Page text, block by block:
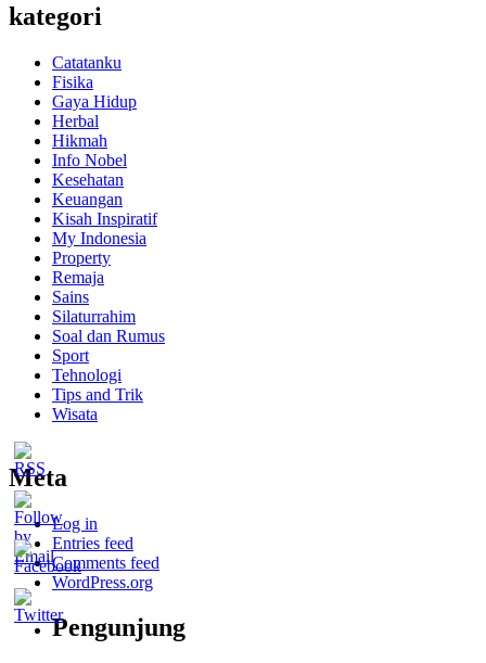
kategori
Catatanku
Fisika
Gaya Hidup
Herbal
Hikmah
Info Nobel
Kesehatan
Keuangan
Kisah Inspiratif
My Indonesia
Property
Remaja
Sains
Silaturrahim
Soal dan Rumus
Sport
Tehnologi
Tips and Trik
Wisata
Meta
Log in
Entries feed
Comments feed
WordPress.org
Pengunjung